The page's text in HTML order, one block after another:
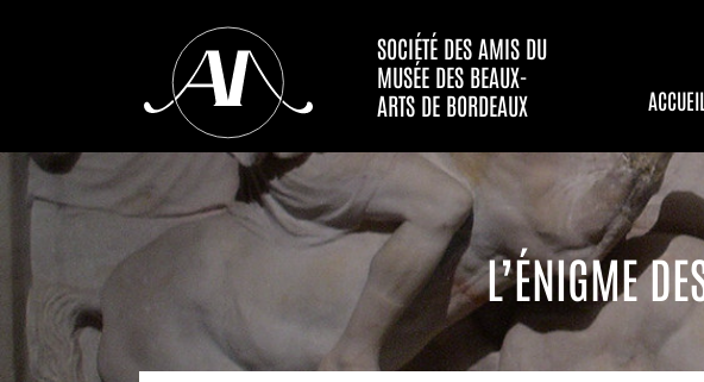
SOCIÉTÉ DES AMIS DU
MUSÉE DES BEAUX-
ARTS DE BORDEAUX
ACCUEIL
L’ÉNIGME